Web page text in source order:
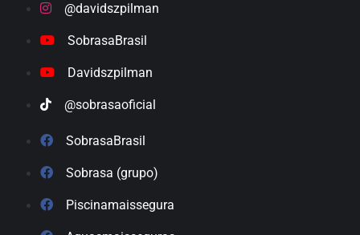
@davidszpilman
SobrasaBrasil
Davidszpilman
@sobrasaoficial
SobrasaBrasil
Sobrasa (grupo)
Piscinamaissegura